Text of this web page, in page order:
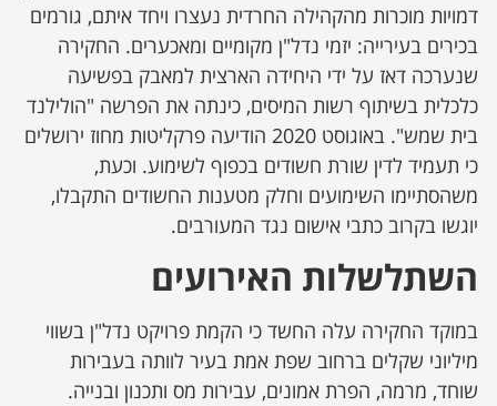
דמויות מוכרות מהקהילה החרדית נעצרו ויחד איתם, גורמים
בכירים בעירייה: יזמי נדל"ן מקומיים ומאכערים. החקירה
שנערכה דאז על ידי היחידה הארצית למאבק בפשיעה
כלכלית בשיתוף רשות המיסים, כינתה את הפרשה "הולילנד
בית שמש". באוגוסט 2020 הודיעה פרקליטות מחוז ירושלים
כי תעמיד לדין שורת חשודים בכפוף לשימוע. וכעת,
משהסתיימו השימועים וחלק מטענות החשודים התקבלו,
יוגשו בקרוב כתבי אישום נגד המעורבים.
השתלשלות האירועים
במוקד החקירה עלה החשד כי הקמת פרויקט נדל"ן בשווי
מיליוני שקלים ברחוב שפת אמת בעיר לוותה בעבירות
שוחד, מרמה, הפרת אמונים, עבירות מס ותכנון ובנייה.